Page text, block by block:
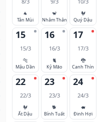
🐐
Tân Mùi
🐒
Nhâm Thân
🐓
Quý Dậu
15
15/3
🐅
Mậu Dần
16
16/3
🐈
Kỷ Mão
17
17/3
🐉
Canh Thìn
22
22/3
🐓
Ất Dậu
23
23/3
🐕
Bính Tuất
24
24/3
🐖
Đinh Hợi